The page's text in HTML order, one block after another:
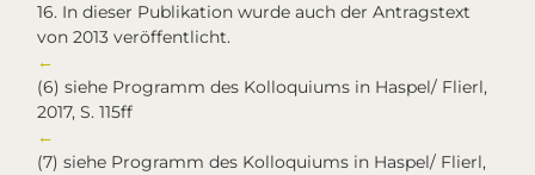
16. In dieser Publikation wurde auch der Antragstext
von 2013 veröffentlicht.
←
(6) siehe Programm des Kolloquiums in Haspel/ Flierl,
2017, S. 115ff
←
(7) siehe Programm des Kolloquiums in Haspel/ Flierl,